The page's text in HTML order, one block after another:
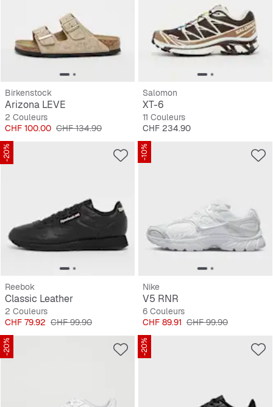
Birkenstock
Arizona LEVE
2 Couleurs
Prix
CHF 100.00 Prix original
CHF 134.90
Salomon
XT-6
11 Couleurs
Prix
CHF 234.90
-20%
Reebok
Classic Leather
2 Couleurs
Prix
CHF 79.92 Prix original
CHF 99.90
-10%
Nike
V5 RNR
6 Couleurs
Prix
CHF 89.91 Prix original
CHF 99.90
-20% -20%